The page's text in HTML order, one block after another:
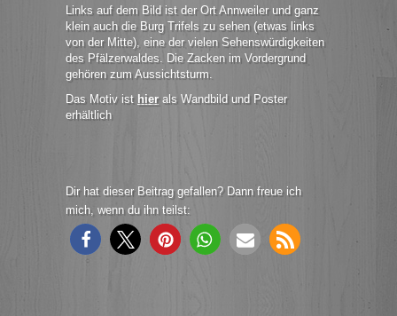
Links auf dem Bild ist der Ort Annweiler und ganz
klein auch die Burg Trifels zu sehen (etwas links
von der Mitte), eine der vielen Sehenswürdigkeiten
des Pfälzerwaldes. Die Zacken im Vordergrund
gehören zum Aussichtsturm.
Das Motiv ist hierals Wandbild und Poster
erhältlich
Dir hat dieser Beitrag gefallen? Dann freue ich
mich, wenn du ihn teilst: